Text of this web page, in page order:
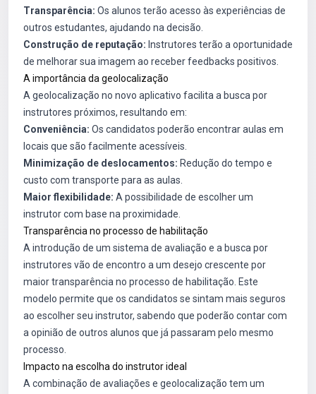
Transparência: Os alunos terão acesso às experiências de
outros estudantes, ajudando na decisão.
Construção de reputação: Instrutores terão a oportunidade
de melhorar sua imagem ao receber feedbacks positivos.
A importância da geolocalização
A geolocalização no novo aplicativo facilita a busca por
instrutores próximos, resultando em:
Conveniência: Os candidatos poderão encontrar aulas em
locais que são facilmente acessíveis.
Minimização de deslocamentos: Redução do tempo e
custo com transporte para as aulas.
Maior flexibilidade: A possibilidade de escolher um
instrutor com base na proximidade.
Transparência no processo de habilitação
A introdução de um sistema de avaliação e a busca por
instrutores vão de encontro a um desejo crescente por
maior transparência no processo de habilitação. Este
modelo permite que os candidatos se sintam mais seguros
ao escolher seu instrutor, sabendo que poderão contar com
a opinião de outros alunos que já passaram pelo mesmo
processo.
Impacto na escolha do instrutor ideal
A combinação de avaliações e geolocalização tem um